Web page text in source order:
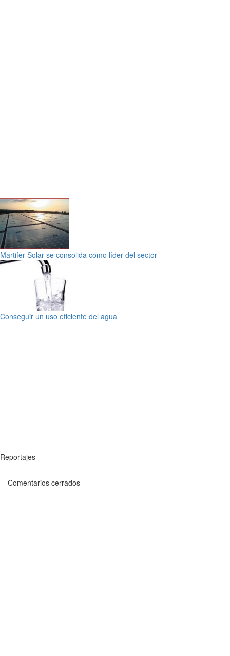
Martifer Solar se consolida como líder del sector
Conseguir un uso eficiente del agua
Reportajes
Comentarios cerrados